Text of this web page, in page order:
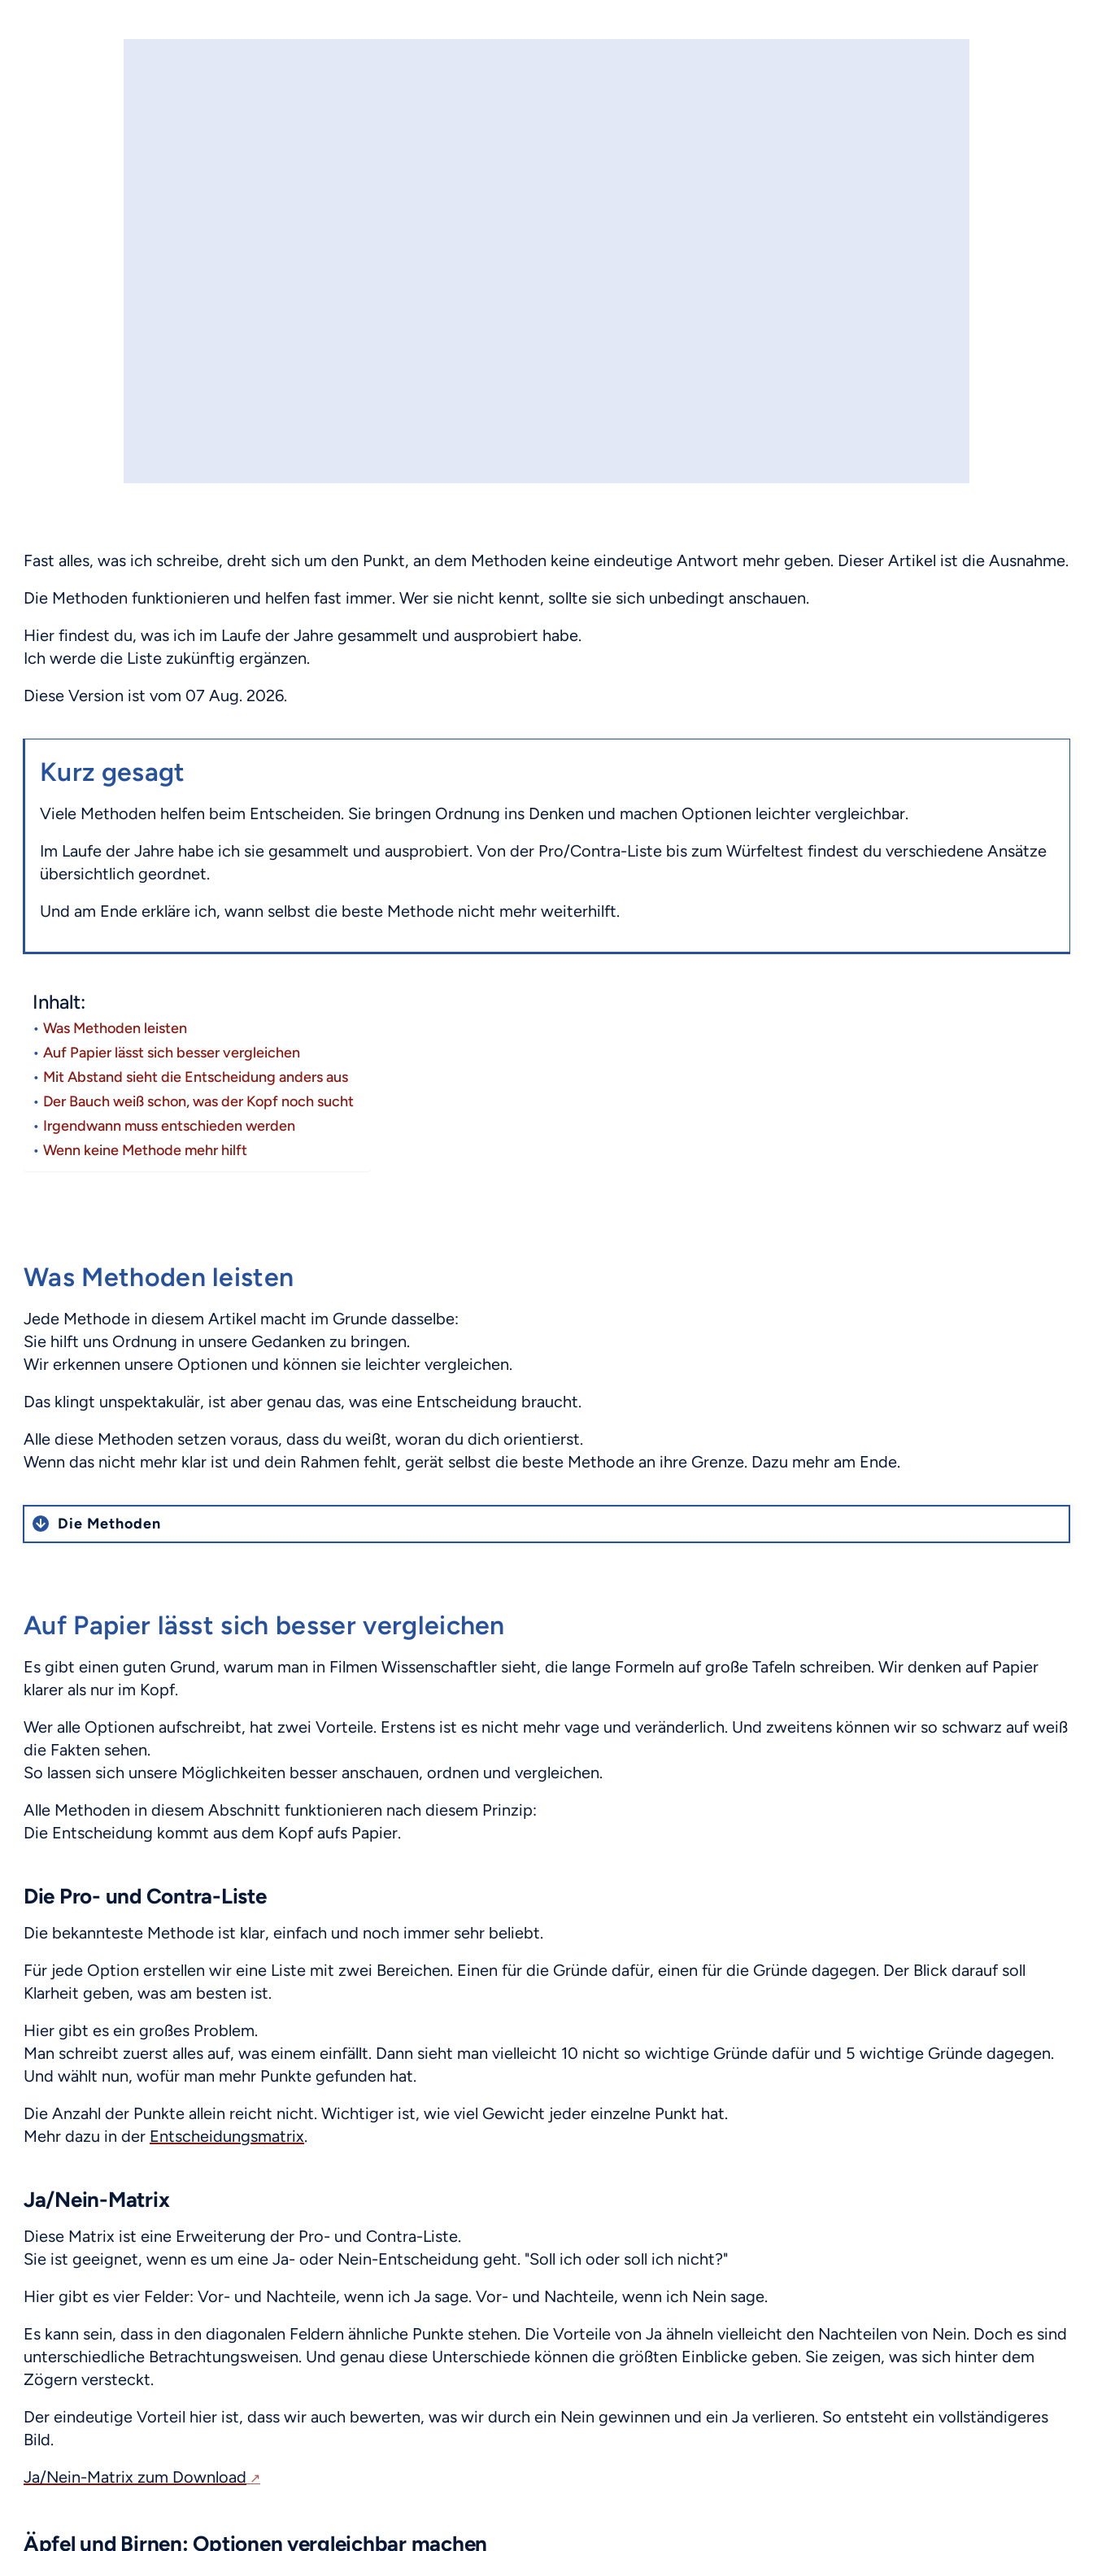
Fast alles, was ich schreibe, dreht sich um den Punkt, an dem Methoden keine eindeutige Antwort mehr geben. Dieser Artikel ist die Ausnahme.
Die Methoden funktionieren und helfen fast immer. Wer sie nicht kennt, sollte sie sich unbedingt anschauen.
Hier findest du, was ich im Laufe der Jahre gesammelt und ausprobiert habe.
Ich werde die Liste zukünftig ergänzen.
Diese Version ist vom 07 Aug. 2026.
Kurz gesagt
Viele Methoden helfen beim Entscheiden. Sie bringen Ordnung ins Denken und machen Optionen leichter vergleichbar.
Im Laufe der Jahre habe ich sie gesammelt und ausprobiert. Von der Pro/Contra-Liste bis zum Würfeltest findest du verschiedene Ansätze
übersichtlich geordnet.
Und am Ende erkläre ich, wann selbst die beste Methode nicht mehr weiterhilft.
Inhalt:
Was Methoden leisten
Auf Papier lässt sich besser vergleichen
Mit Abstand sieht die Entscheidung anders aus
Der Bauch weiß schon, was der Kopf noch sucht
Irgendwann muss entschieden werden
Wenn keine Methode mehr hilft
Was Methoden leisten
Jede Methode in diesem Artikel macht im Grunde dasselbe:
Sie hilft uns Ordnung in unsere Gedanken zu bringen.
Wir erkennen unsere Optionen und können sie leichter vergleichen.
Das klingt unspektakulär, ist aber genau das, was eine Entscheidung braucht.
Alle diese Methoden setzen voraus, dass du weißt, woran du dich orientierst.
Wenn das nicht mehr klar ist und dein Rahmen fehlt, gerät selbst die beste Methode an ihre Grenze. Dazu mehr am Ende.
Die Methoden
Auf Papier lässt sich besser vergleichen
Es gibt einen guten Grund, warum man in Filmen Wissenschaftler sieht, die lange Formeln auf große Tafeln schreiben. Wir denken auf Papier
klarer als nur im Kopf.
Wer alle Optionen aufschreibt, hat zwei Vorteile. Erstens ist es nicht mehr vage und veränderlich. Und zweitens können wir so schwarz auf weiß
die Fakten sehen.
So lassen sich unsere Möglichkeiten besser anschauen, ordnen und vergleichen.
Alle Methoden in diesem Abschnitt funktionieren nach diesem Prinzip:
Die Entscheidung kommt aus dem Kopf aufs Papier.
Die Pro- und Contra-Liste
Die bekannteste Methode ist klar, einfach und noch immer sehr beliebt.
Für jede Option erstellen wir eine Liste mit zwei Bereichen. Einen für die Gründe dafür, einen für die Gründe dagegen. Der Blick darauf soll
Klarheit geben, was am besten ist.
Hier gibt es ein großes Problem.
Man schreibt zuerst alles auf, was einem einfällt. Dann sieht man vielleicht 10 nicht so wichtige Gründe dafür und 5 wichtige Gründe dagegen.
Und wählt nun, wofür man mehr Punkte gefunden hat.
Die Anzahl der Punkte allein reicht nicht. Wichtiger ist, wie viel Gewicht jeder einzelne Punkt hat.
Mehr dazu in der Entscheidungsmatrix.
Ja/Nein-Matrix
Diese Matrix ist eine Erweiterung der Pro- und Contra-Liste.
Sie ist geeignet, wenn es um eine Ja- oder Nein-Entscheidung geht. "Soll ich oder soll ich nicht?"
Hier gibt es vier Felder: Vor- und Nachteile, wenn ich Ja sage. Vor- und Nachteile, wenn ich Nein sage.
Es kann sein, dass in den diagonalen Feldern ähnliche Punkte stehen. Die Vorteile von Ja ähneln vielleicht den Nachteilen von Nein. Doch es sind
unterschiedliche Betrachtungsweisen. Und genau diese Unterschiede können die größten Einblicke geben. Sie zeigen, was sich hinter dem
Zögern versteckt.
Der eindeutige Vorteil hier ist, dass wir auch bewerten, was wir durch ein Nein gewinnen und ein Ja verlieren. So entsteht ein vollständigeres
Bild.
Ja/Nein-Matrix zum Download
Äpfel und Birnen: Optionen vergleichbar machen